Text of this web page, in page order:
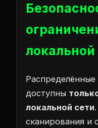
локальной
доступны
локальной сети
сканирования и